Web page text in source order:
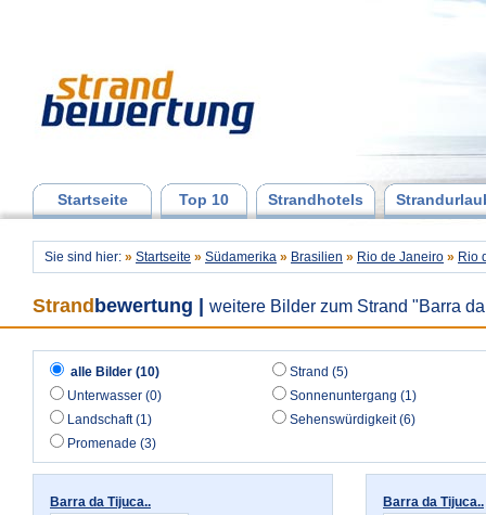
Startseite Top 10 Strandhotels
Sie sind hier: » Startseite » Südamerika » Brasilien » Rio de Janeiro » Rio
Strand bewertung weitere Bilder zum Strand "Barra
alle Bilder (10)
Strand (5)
Unterwasser (0)
Sonnenuntergang (1)
Landschaft (1)
Sehenswürdigkeit (6)
Promenade (3)
Barra da Tijuca..
Barra da Tijuca..